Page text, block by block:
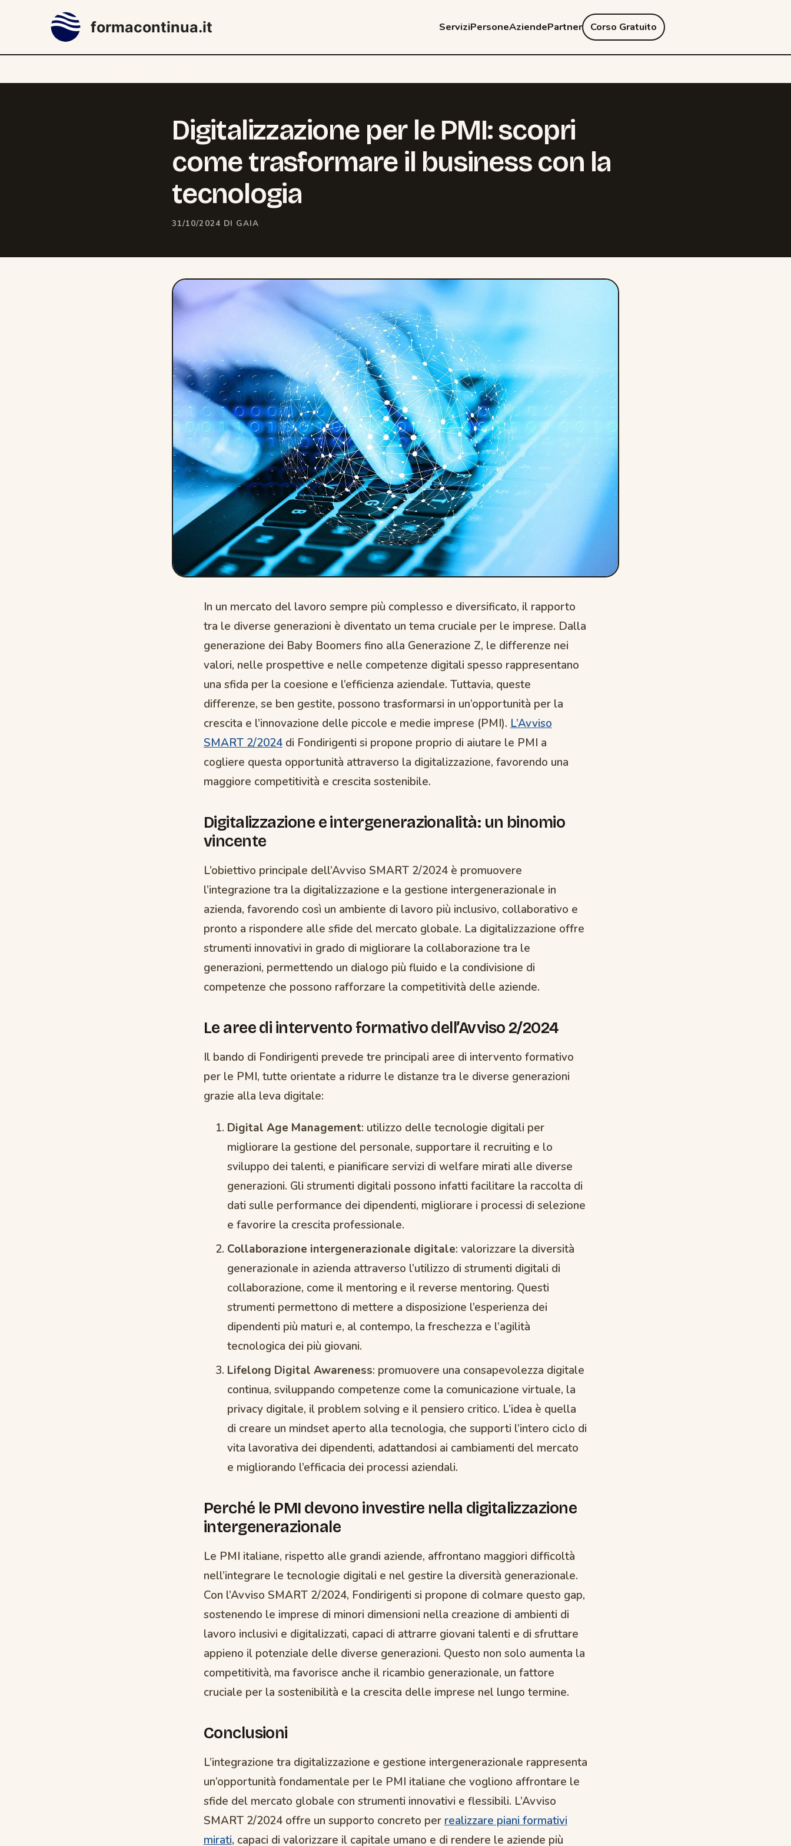
formacontinua.it ServiziPersoneAziendePartner Corso Gratuito
Digitalizzazione per le PMI: scopri
come trasformare il business con la
tecnologia
31/10/2024 DI GAIA
In un mercato del lavoro sempre più complesso e diversificato, il rapporto
tra le diverse generazioni è diventato un tema cruciale per le imprese. Dalla
generazione dei Baby Boomers fino alla Generazione Z, le differenze nei
valori, nelle prospettive e nelle competenze digitali spesso rappresentano
una sfida per la coesione e l’efficienza aziendale. Tuttavia, queste
differenze, se ben gestite, possono trasformarsi in un’opportunità per la
crescita e l’innovazione delle piccole e medie imprese (PMI).L’Avviso
SMART 2/2024di Fondirigenti si propone proprio di aiutare le PMI a
cogliere questa opportunità attraverso la digitalizzazione, favorendo una
maggiore competitività e crescita sostenibile.
Digitalizzazione e intergenerazionalità: un binomio
vincente
L’obiettivo principale dell’Avviso SMART 2/2024 è promuovere
l’integrazione tra la digitalizzazione e la gestione intergenerazionale in
azienda, favorendo così un ambiente di lavoro più inclusivo, collaborativo e
pronto a rispondere alle sfide del mercato globale. La digitalizzazione offre
strumenti innovativi in grado di migliorare la collaborazione tra le
generazioni, permettendo un dialogo più fluido e la condivisione di
competenze che possono rafforzare la competitività delle aziende.
Le aree di intervento formativo dell’Avviso 2/2024
Il bando di Fondirigenti prevede tre principali aree di intervento formativo
per le PMI, tutte orientate a ridurre le distanze tra le diverse generazioni
grazie alla leva digitale:
Digital Age Management: utilizzo delle tecnologie digitali per
migliorare la gestione del personale, supportare il recruiting e lo
sviluppo dei talenti, e pianificare servizi di welfare mirati alle diverse
generazioni. Gli strumenti digitali possono infatti facilitare la raccolta di
dati sulle performance dei dipendenti, migliorare i processi di selezione
e favorire la crescita professionale.
Collaborazione intergenerazionale digitale: valorizzare la diversità
generazionale in azienda attraverso l’utilizzo di strumenti digitali di
collaborazione, come il mentoring e il reverse mentoring. Questi
strumenti permettono di mettere a disposizione l’esperienza dei
dipendenti più maturi e, al contempo, la freschezza e l’agilità
tecnologica dei più giovani.
Lifelong Digital Awareness: promuovere una consapevolezza digitale
continua, sviluppando competenze come la comunicazione virtuale, la
privacy digitale, il problem solving e il pensiero critico. L’idea è quella
di creare un mindset aperto alla tecnologia, che supporti l’intero ciclo di
vita lavorativa dei dipendenti, adattandosi ai cambiamenti del mercato
e migliorando l’efficacia dei processi aziendali.
Perché le PMI devono investire nella digitalizzazione
intergenerazionale
Le PMI italiane, rispetto alle grandi aziende, affrontano maggiori difficoltà
nell’integrare le tecnologie digitali e nel gestire la diversità generazionale.
Con l’Avviso SMART 2/2024, Fondirigenti si propone di colmare questo gap,
sostenendo le imprese di minori dimensioni nella creazione di ambienti di
lavoro inclusivi e digitalizzati, capaci di attrarre giovani talenti e di sfruttare
appieno il potenziale delle diverse generazioni. Questo non solo aumenta la
competitività, ma favorisce anche il ricambio generazionale, un fattore
cruciale per la sostenibilità e la crescita delle imprese nel lungo termine.
Conclusioni
L’integrazione tra digitalizzazione e gestione intergenerazionale rappresenta
un’opportunità fondamentale per le PMI italiane che vogliono affrontare le
sfide del mercato globale con strumenti innovativi e flessibili. L’Avviso
SMART 2/2024 offre un supporto concreto per realizzare piani formativi
mirati, capaci di valorizzare il capitale umano e di rendere le aziende più